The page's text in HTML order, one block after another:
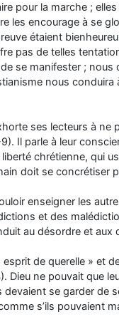
pour la marche ;
les encourage à se
étaient
pas de telles
se manifester ;
nous
ses lecteurs à ne
Il parle à leur
liberté chrétienne, qui
doit se concrétiser
enseigner les
et des
au désordre et aux
esprit de querelle » et
Dieu ne pouvait que
se garder de
s’ils pouvaient